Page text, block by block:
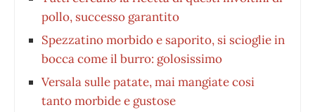
pollo, successo garantito
Spezzatino morbido e saporito, si scioglie in
bocca come il burro: golosissimo
Versala sulle patate, mai mangiate cosi
tanto morbide e gustose